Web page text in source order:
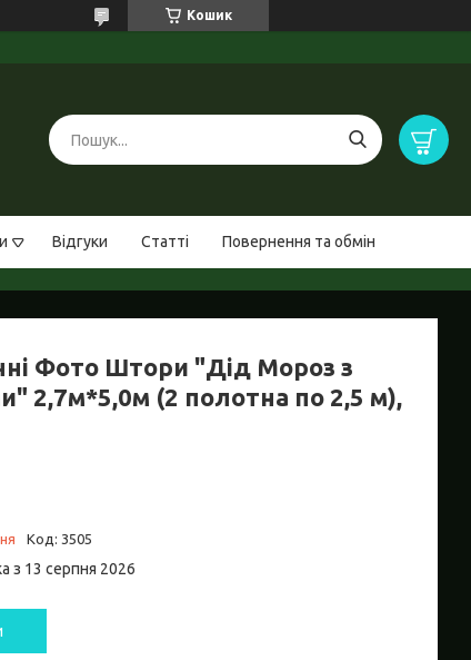
Кошик
Відгуки Статті Повернення та обмін
Фото Штори "Дід Мороз з
2,7м*5,0м (2 полотна по 2,5 м),
Код: 3505
з 13 серпня 2026